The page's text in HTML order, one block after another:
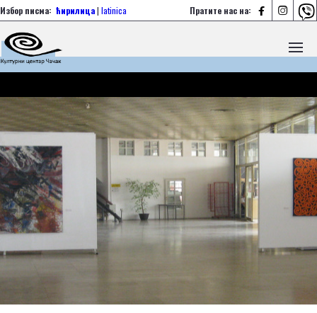
Пратите нас на:   
Избор писма: ћирилица| latinica